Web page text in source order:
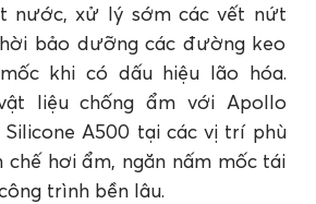
nước, xử lý sớm các vết nứt
bảo dưỡng các đường keo
khi có dấu hiệu lão hóa.
liệu chống ẩm với Apollo
A500 tại các vị trí phù
chế hơi ẩm, ngăn nấm mốc tái
trình bền lâu.